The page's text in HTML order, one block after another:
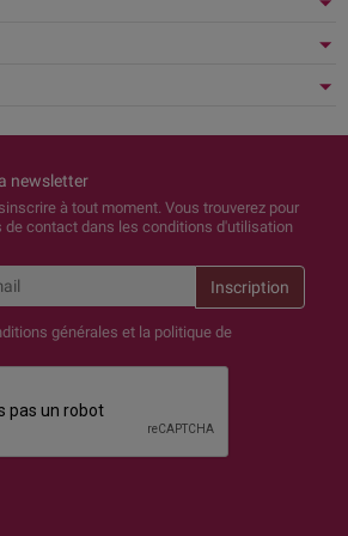
newsletter
à tout moment. Vous trouverez pour
contact dans les conditions d'utilisation
générales et la politique de